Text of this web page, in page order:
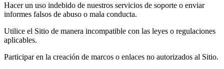
Hacer un uso indebido de nuestros servicios de soporte o enviar
informes falsos de abuso o mala conducta.
Utilice el Sitio de manera incompatible con las leyes o regulaciones
aplicables.
Participar en la creación de marcos o enlaces no autorizados al Sitio.